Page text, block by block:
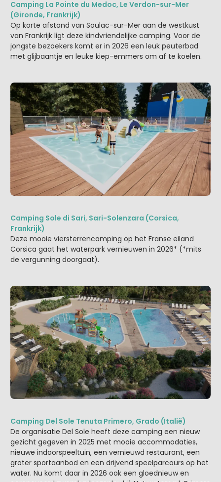
Camping La Pointe du Medoc, Le Verdon-sur-Mer
(Gironde, Frankrijk)
Op korte afstand van Soulac-sur-Mer aan de westkust
van Frankrijk ligt deze kindvriendelijke camping. Voor de
jongste bezoekers komt er in 2026 een leuk peuterbad
met glijbaantje en leuke kiep-emmers om af te koelen.
Camping Sole di Sari, Sari-Solenzara (Corsica,
Frankrijk)
Deze mooie viersterrencamping op het Franse eiland
Corsica gaat het waterpark vernieuwen in 2026* (*mits
de vergunning doorgaat).
Camping Del Sole Tenuta Primero, Grado (Italië)
De organisatie Del Sole heeft deze camping een nieuw
gezicht gegeven in 2025 met mooie accommodaties,
nieuwe indoorspeeltuin, een vernieuwd restaurant, een
groter sportaanbod en een drijvend speelparcours op het
water. Nu komt daar in 2026 ook een gloednieuw en